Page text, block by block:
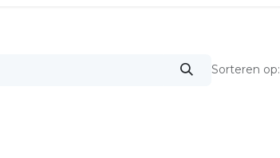
Sorteren op: